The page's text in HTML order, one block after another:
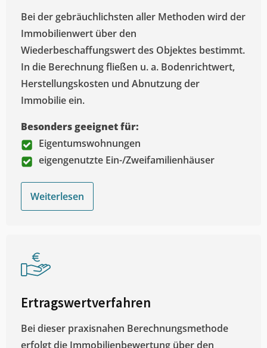
Bei der gebräuchlichsten aller Methoden wird der
Immobilienwert über den
Wiederbeschaffungswert des Objektes bestimmt.
In die Berechnung fließen u. a. Bodenrichtwert,
Herstellungskosten und Abnutzung der
Immobilie ein.
Besonders geeignet für:
Eigentumswohnungen
eigengenutzte Ein-/Zweifamilienhäuser
Weiterlesen
Ertragswertverfahren
Bei dieser praxisnahen Berechnungsmethode
erfolgt die Immobilienbewertung über den